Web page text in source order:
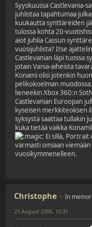
Syyskuussa Castlevania-
juhlistaa tapahtumaa
kuukautta synttäreiden
tulossa kohta 20-
aiot juhlia Cassun
vuosijuhlista? Itse
Castlevanian läpi tuossa
jotain Vania-aiheista
Konami olisi jotenkin
pelikokoelman
lieneekin Xbox 360:n
Castlevanian Euroopan
kyseisen merkkiteoksen
syksystä saattaa tullakin
kuka tietää vaikka
Ei sillä, Portrait
varmasti omiaan
vuosikymmenelleen.
Christophe In
23 August 2006, 10:31